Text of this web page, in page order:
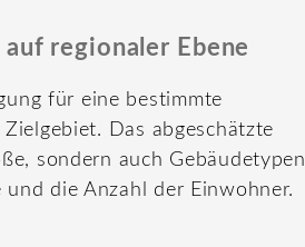
regionaler Ebene
für eine bestimmte
Das abgeschätzte
sondern auch Gebäudetypen
die Anzahl der Einwohner.